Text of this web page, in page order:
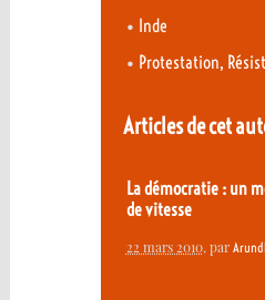
• Inde
• Protestation,
Articles de cet
La démocratie : un
de vitesse
22 mars 2010, par